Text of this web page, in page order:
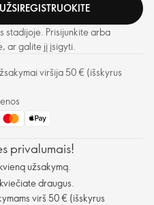
stadijoje. Prisijunkite arba
ar galite jį įsigyti.
viršija 50 € (išskyrus
privalumais!
užsakymą.
draugus.
virš 50 € (išskyrus